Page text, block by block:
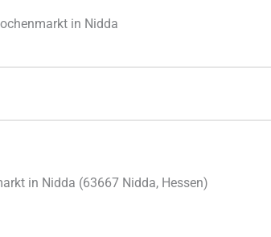
in Nidda
in Nidda (63667 Nidda, Hessen)